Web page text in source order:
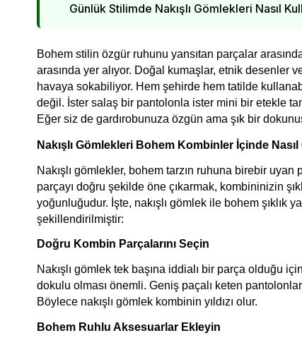
Günlük Stilimde Nakışlı Gömlekleri Nasıl
Bohem stilin özgür ruhunu yansıtan parçalar
arasında yer alıyor. Doğal kumaşlar, etnik
havaya sokabiliyor. Hem şehirde hem tatilde
değil. İster salaş bir pantolonla ister mini bir etekle
Eğer siz de gardırobunuza özgün ama şık bir
Nakışlı Gömlekleri Bohem Kombinler İçinde
Nakışlı gömlekler, bohem tarzın ruhuna birebir
parçayı doğru şekilde öne çıkarmak, kombininizin
yoğunluğudur. İşte, nakışlı gömlek ile bohem şıklık
şekillendirilmiştir:
Doğru Kombin Parçalarını Seçin
Nakışlı gömlek tek başına iddialı bir parça olduğu
dokulu olması önemli. Geniş paçalı keten
Böylece nakışlı gömlek kombinin yıldızı olur.
Bohem Ruhlu Aksesuarlar Ekleyin